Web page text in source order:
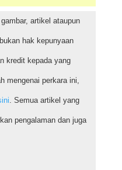
artikel ataupun
hak kepunyaan
kredit kepada yang
mengenai perkara ini,
. Semua artikel yang
pengalaman dan juga